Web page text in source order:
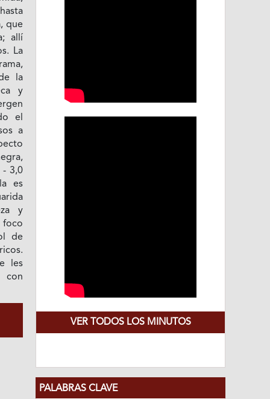
que
allí
La
la
y
el
a
- 3,0
es
y
de
les
con
VER TODOS LOS MINUTOS
PALABRAS CLAVE